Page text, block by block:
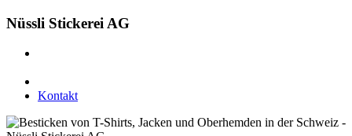
Nüssli Stickerei AG
Kontakt